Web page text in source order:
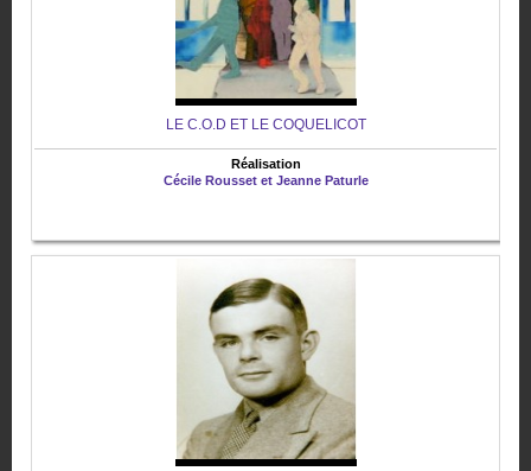
LE C.O.D ET LE COQUELICOT
Réalisation
Cécile Rousset et Jeanne Paturle